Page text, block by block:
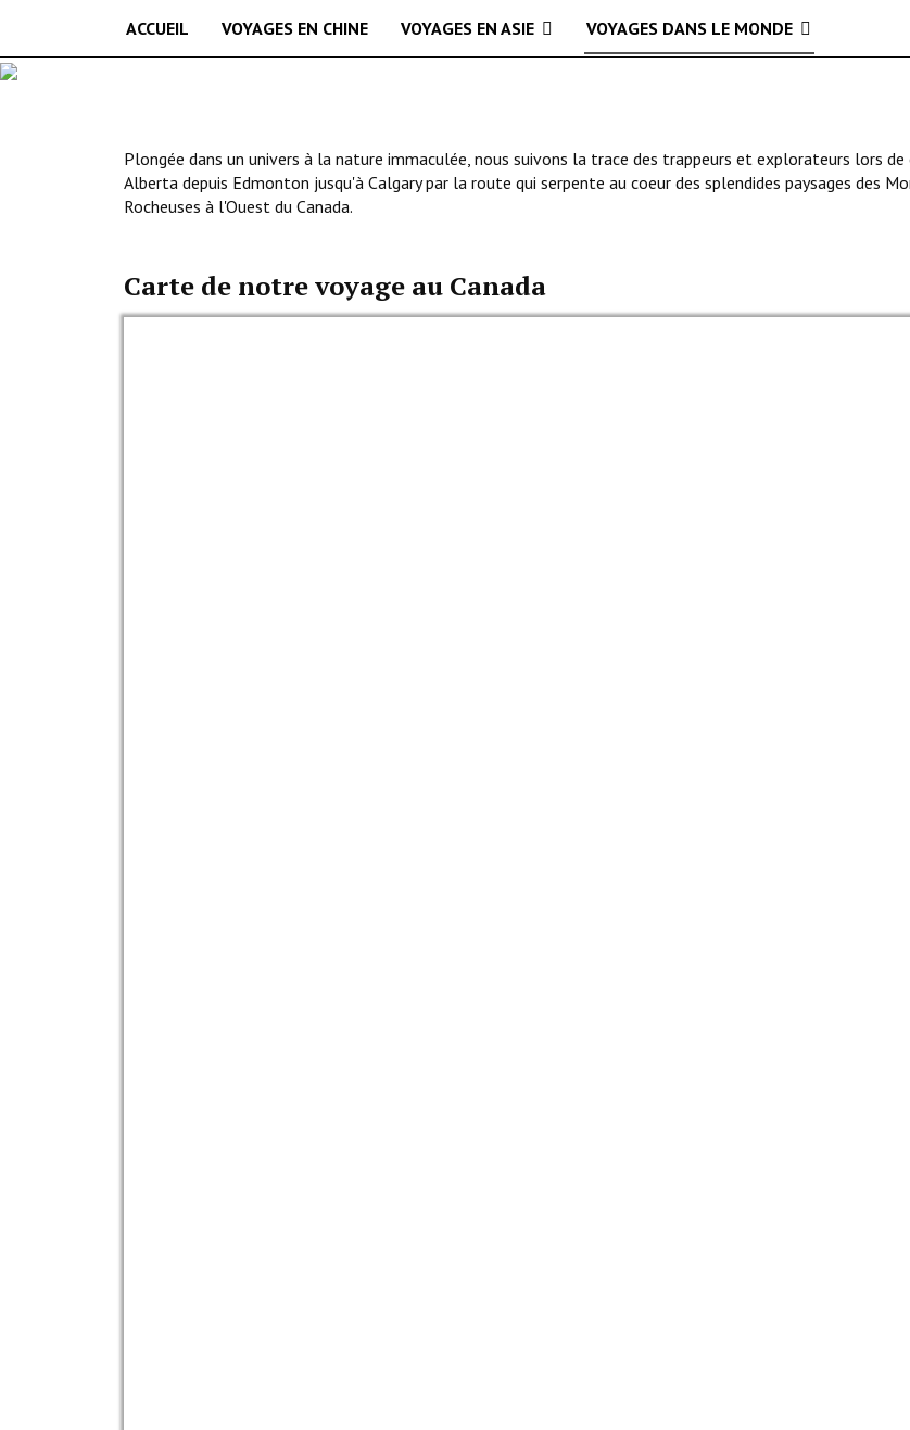
ACCUEIL VOYAGES EN CHINE VOYAGES EN ASIE VOYAGES DANS LE MONDE
Plongée dans un univers à la nature immaculée, nous suivons la trace des trappeurs et explorateurs lors de
Alberta depuis Edmonton jusqu'à Calgary par la route qui serpente au coeur des splendides paysages des
Rocheuses à l'Ouest du Canada.
Carte de notre voyage au Canada